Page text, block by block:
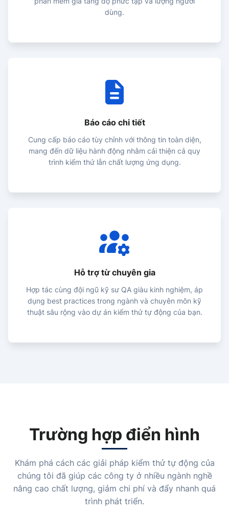
dùng.
Báo cáo chi tiết
Cung cấp báo cáo tùy chỉnh với thông tin toàn diện,
mang đến dữ liệu hành động nhằm cải thiện cả quy
trình kiểm thử lẫn chất lượng ứng dụng.
Hỗ trợ từ chuyên gia
Hợp tác cùng đội ngũ kỹ sư QA giàu kinh nghiệm, áp
dụng best practices trong ngành và chuyên môn kỹ
thuật sâu rộng vào dự án kiểm thử tự động của bạn.
Trường hợp điển hình
Khám phá cách các giải pháp kiểm thử tự động của
chúng tôi đã giúp các công ty ở nhiều ngành nghề
nâng cao chất lượng, giảm chi phí và đẩy nhanh quá
trình phát triển.